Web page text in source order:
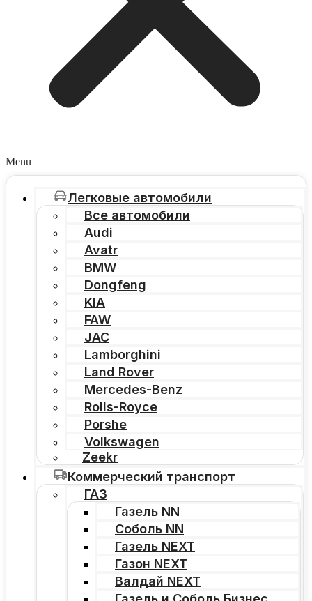
Menu
Легковые автомобили
Все автомобили
Audi
Avatr
BMW
Dongfeng
KIA
FAW
JAC
Lamborghini
Land Rover
Mercedes-Benz
Rolls-Royce
Porshe
Volkswagen
Zeekr
Коммерческий транспорт
ГАЗ
Газель NN
Соболь NN
Газель NEXT
Газон NEXT
Валдай NEXT